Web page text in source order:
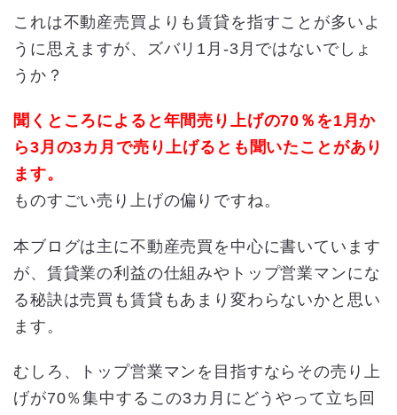
これは不動産売買よりも賃貸を指すことが多いよ
うに思えますが、ズバリ1月-3月ではないでしょ
うか？
聞くところによると年間売り上げの70％を1月か
ら3月の3カ月で売り上げるとも聞いたことがあり
ます。
ものすごい売り上げの偏りですね。
本ブログは主に不動産売買を中心に書いています
が、賃貸業の利益の仕組みやトップ営業マンにな
る秘訣は売買も賃貸もあまり変わらないかと思い
ます。
むしろ、トップ営業マンを目指すならその売り上
げが70％集中するこの3カ月にどうやって立ち回